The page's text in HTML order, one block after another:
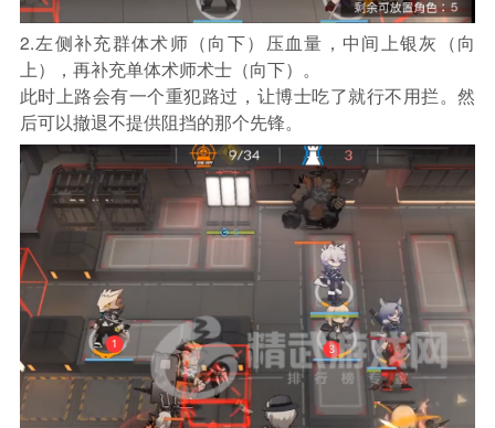
2.左侧补充群体术师（向下）压血量，中间上银灰（向
上），再补充单体术师术士（向下）。
此时上路会有一个重犯路过，让博士吃了就行不用拦。然
后可以撤退不提供阻挡的那个先锋。